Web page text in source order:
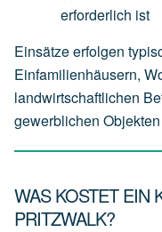
erforderlich ist
Einsätze erfolgen
Einfamilienhäusern,
landwirtschaftlichen
gewerblichen
WAS KOSTET EIN
PRITZWALK?